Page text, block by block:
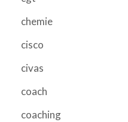
chemie
cisco
civas
coach
coaching